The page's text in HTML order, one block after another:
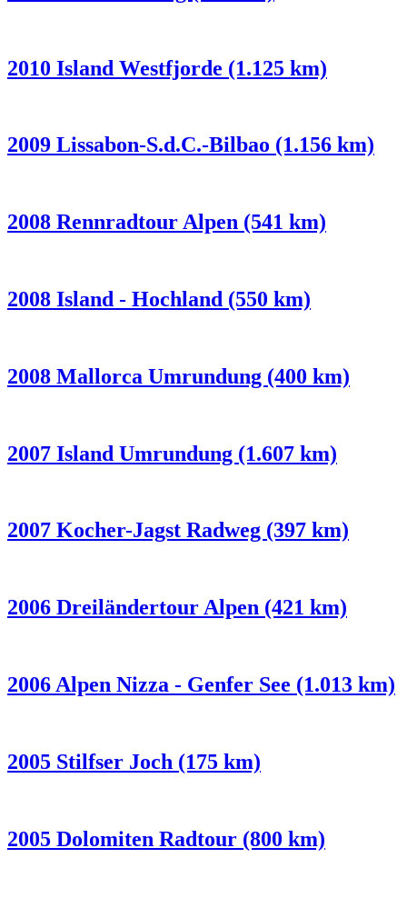
2010 Island Westfjorde (1.125 km)
2009 Lissabon-S.d.C.-Bilbao (1.156 km)
2008 Rennradtour Alpen (541 km)
2008 Island - Hochland (550 km)
2008 Mallorca Umrundung (400 km)
2007 Island Umrundung (1.607 km)
2007 Kocher-Jagst Radweg (397 km)
2006 Dreiländertour Alpen (421 km)
2006 Alpen Nizza - Genfer See (1.013 km)
2005 Stilfser Joch (175 km)
2005 Dolomiten Radtour (800 km)